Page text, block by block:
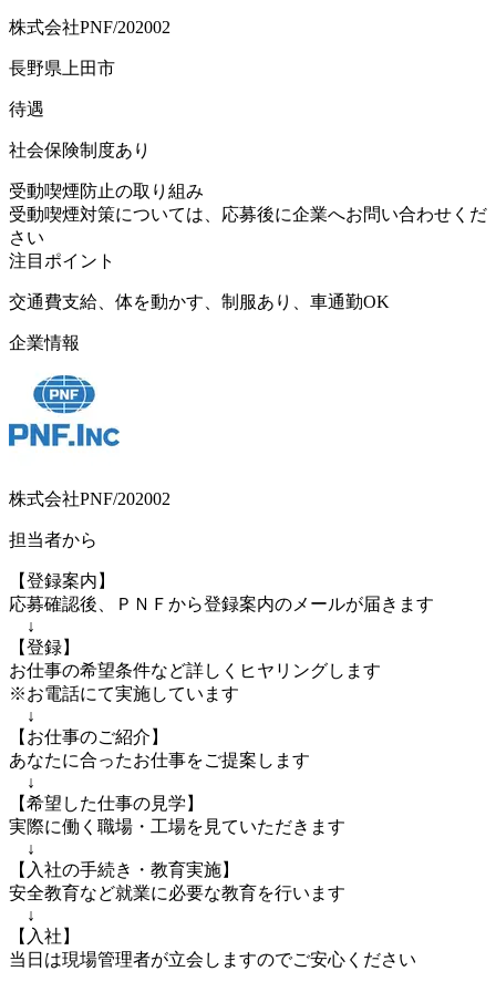
株式会社PNF/202002
長野県上田市
待遇
社会保険制度あり
受動喫煙防止の取り組み
受動喫煙対策については、応募後に企業へお問い合わせくだ
さい
注目ポイント
交通費支給、体を動かす、制服あり、車通勤OK
企業情報
株式会社PNF/202002
担当者から
【登録案内】
応募確認後、ＰＮＦから登録案内のメールが届きます
↓
【登録】
お仕事の希望条件など詳しくヒヤリングします
※お電話にて実施しています
↓
【お仕事のご紹介】
あなたに合ったお仕事をご提案します
↓
【希望した仕事の見学】
実際に働く職場・工場を見ていただきます
↓
【入社の手続き・教育実施】
安全教育など就業に必要な教育を行います
↓
【入社】
当日は現場管理者が立会しますのでご安心ください